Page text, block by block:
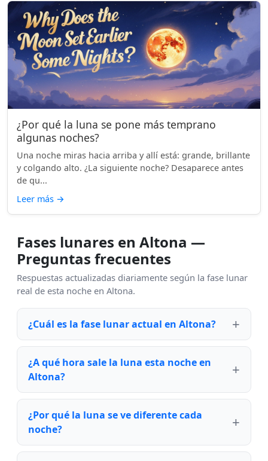
¿Por qué la luna se pone más temprano
algunas noches?
Una noche miras hacia arriba y allí está: grande, brillante
y colgando alto. ¿La siguiente noche? Desaparece antes
de qu...
Leer más →
Fases lunares en Altona —
Preguntas frecuentes
Respuestas actualizadas diariamente según la fase lunar
real de esta noche en Altona.
¿Cuál es la fase lunar actual en Altona?
¿A qué hora sale la luna esta noche en
Altona?
¿Por qué la luna se ve diferente cada
noche?